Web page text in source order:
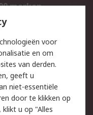
merken
veiligheid
voor
en om
van derden.
geeft u
niet-essentiële
door te klikken op
u op "Alles